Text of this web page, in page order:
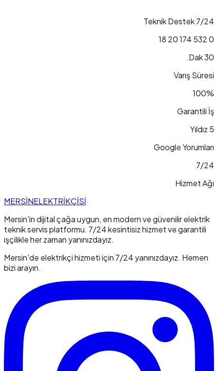
7/24 Teknik Destek
0 532 174 20 18
30 Dak.
Varış Süresi
100%
Garantili İş
5 Yıldız
Google Yorumları
7/24
Hizmet Ağı
MERSİNELEKTRİKÇİSİ
Mersin'in dijital çağa uygun, en modern ve güvenilir elektrik
teknik servis platformu. 7/24 kesintisiz hizmet ve garantili
işçilikle her zaman yanınızdayız.
Mersin'de elektrikçi hizmeti için 7/24 yanınızdayız. Hemen
bizi arayın.